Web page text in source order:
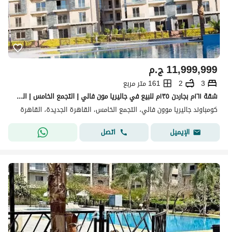
ج.م11,999,999
3
2
161 متر مربع
شقة ١٦١م بجاردن ١٣٥م للبيع في جاليريا مون فالي | التجمع الخامس | القاهرة الجديدة
كومباوند جاليريا موون فالي، التجمع الخامس، القاهرة الجديدة، القاهرة
الإيميل
اتصل